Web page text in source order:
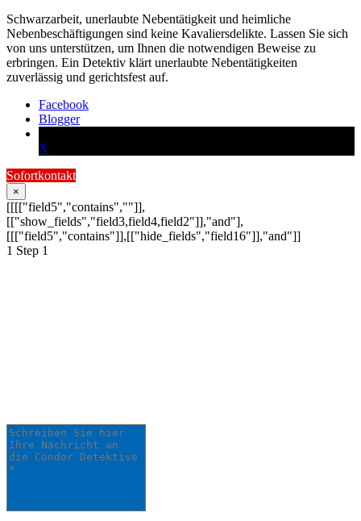
Schwarzarbeit, unerlaubte Nebentätigkeit und heimliche
Nebenbeschäftigungen sind keine Kavaliersdelikte. Lassen Sie sich
von uns unterstützen, um Ihnen die notwendigen Beweise zu
erbringen. Ein Detektiv klärt unerlaubte Nebentätigkeiten
zuverlässig und gerichtsfest auf.
Facebook
Blogger
X
Sofortkontakt
×
[[[["field5","contains",""]],
[["show_fields","field3,field4,field2"]],"and"],
[[["field5","contains"]],[["hide_fields","field16"]],"and"]]
1 Step 1